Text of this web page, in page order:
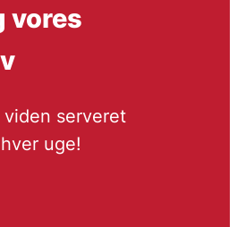
vores
serveret
uge!